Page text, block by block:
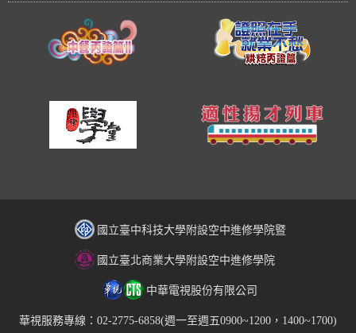
國立臺中科技大學附設空中進修學院暨
國立臺北商業大學附設空中進修學院
中華電視股份有限公司
華視服務專線：02-2775-6858(週一至週五0900~1200，1400~1700)